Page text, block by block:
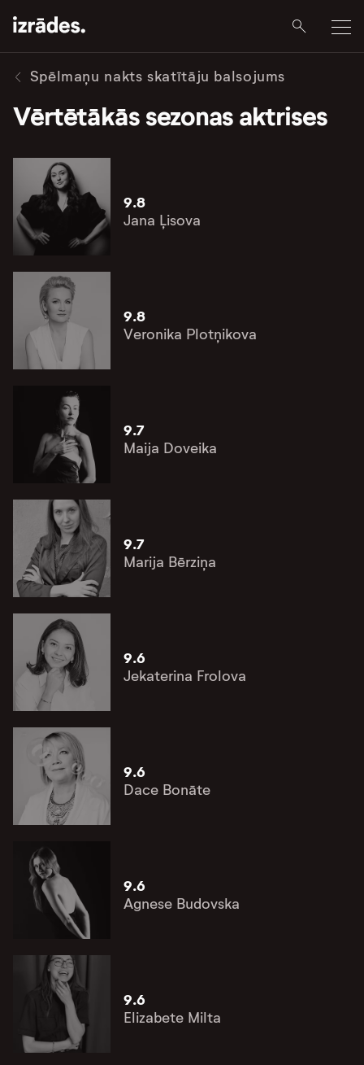
Spēlmaņu nakts skatītāju balsojums
Vērtētākās sezonas aktrises
9.8
Jana Ļisova
9.8
Veronika Plotņikova
9.7
Maija Doveika
9.7
Marija Bērziņa
9.6
Jekaterina Frolova
9.6
Dace Bonāte
9.6
Agnese Budovska
9.6
Elizabete Milta